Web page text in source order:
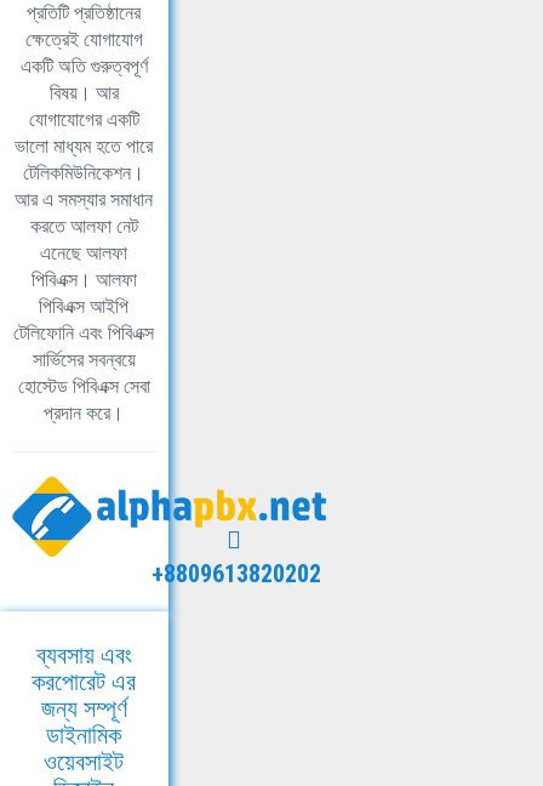
প্রতিটি প্রতিষ্ঠানের
ক্ষেত্রেই যোগাযোগ
একটি অতি গুরুত্বপূর্ণ
বিষয়। আর
যোগাযোগের একটি
ভালো মাধ্যম হতে পারে
টেলিকমিউনিকেশন।
আর এ সমস্যার সমাধান
করতে আলফা নেট
এনেছে আলফা
পিবিএক্স। আলফা
পিবিএক্স আইপি
টেলিফোনি এবং পিবিএক্স
সার্ভিসের সবন্বয়ে
হোস্টেড পিবিএক্স সেবা
প্রদান করে।
+8809613820202
ব্যবসায় এবং
করপোরেট এর
জন্য সম্পূর্ণ
ডাইনামিক
ওয়েবসাইট